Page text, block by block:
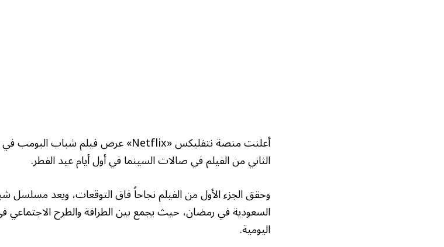
الثاني من الفيلم في صالات السينما في أول أيام عيد الفطر.
وحقق الجزء الأول من الفيلم نجاحاً فاق التوقعات، ويعد مسلسل
السعودية في رمضان، حيث يجمع بين الطرافة والطرح
اليومية.